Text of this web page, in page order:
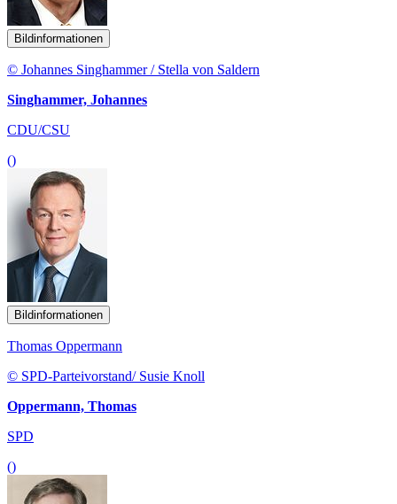
Bildinformationen
© Johannes Singhammer / Stella von Saldern
Singhammer, Johannes
CDU/CSU
()
Bildinformationen
Thomas Oppermann
© SPD-Parteivorstand/ Susie Knoll
Oppermann, Thomas
SPD
()